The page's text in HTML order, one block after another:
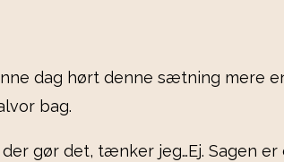
dag hørt denne sætning mere
bag.
gør det, tænker jeg…Ej. Sagen